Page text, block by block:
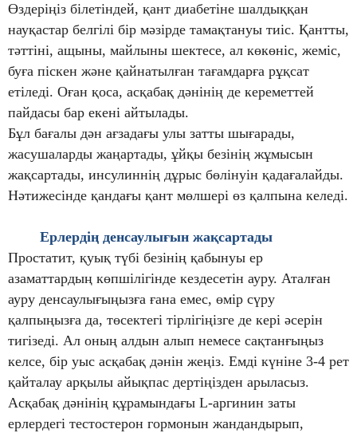
Өздеріңіз білетіндей, қант диабетіне шалдыққан
науқастар белгілі бір мәзірде тамақтануы тиіс. Қантты,
тәттіні, ащыны, майлыны шектесе, ал көкөніс, жеміс,
буға піскен және қайнатылған тағамдарға рұқсат
етіледі. Оған қоса, асқабақ дәнінің де кереметтей
пайдасы бар екені айтылады.
Бұл бағалы дән ағзадағы улы затты шығарады,
жасушаларды жаңартады, ұйқы безінің жұмысын
жақсартады, инсулиннің дұрыс бөлінуін қадағалайды.
Нәтижесінде қандағы қант мөлшері өз қалпына келеді.
Ерлердің денсаулығын жақсартады
Простатит, қуық түбі безінің қабынуы ер
азаматтардың көпшілігінде кездесетін ауру. Аталған
ауру денсаулығыңызға ғана емес, өмір сүру
қалпыңызға да, төсектегі тірлігіңізге де кері әсерін
тигізеді. Ал оның алдын алып немесе сақтанғыңыз
келсе, бір уыс асқабақ дәнін жеңіз. Емді күніне 3-4 рет
қайталау арқылы айықпас дертіңізден арыласыз.
Асқабақ дәнінің құрамындағы L-аргинин заты
ерлердегі тестостерон гормонын жандандырып,